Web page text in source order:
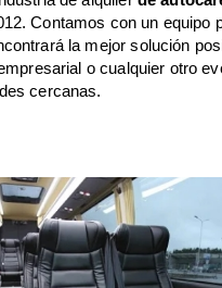
Contamos con un equipo
la mejor solución
o cualquier otro
cercanas.